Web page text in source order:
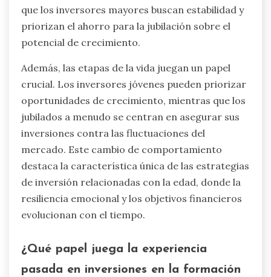
que los inversores mayores buscan estabilidad y
priorizan el ahorro para la jubilación sobre el
potencial de crecimiento.
Además, las etapas de la vida juegan un papel
crucial. Los inversores jóvenes pueden priorizar
oportunidades de crecimiento, mientras que los
jubilados a menudo se centran en asegurar sus
inversiones contra las fluctuaciones del
mercado. Este cambio de comportamiento
destaca la característica única de las estrategias
de inversión relacionadas con la edad, donde la
resiliencia emocional y los objetivos financieros
evolucionan con el tiempo.
¿Qué papel juega la experiencia
pasada en inversiones en la formación